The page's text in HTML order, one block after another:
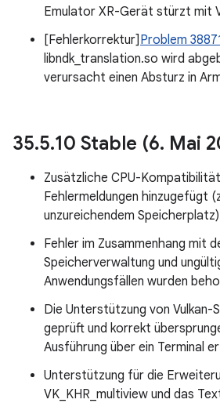
Emulator XR-Gerät stürzt mit
[Fehlerkorrektur] Problem
libndk_translation.so wird
verursacht einen Absturz in
35.5.10 Stable (6. Mai
Zusätzliche CPU-
Fehlermeldungen hinzugefügt
unzureichendem Speicherplatz)
Fehler im Zusammenhang mit
Speicherverwaltung und
Anwendungsfällen wurden
Die Unterstützung von Vulkan-
geprüft und korrekt
Ausführung über ein Terminal
Unterstützung für die
VK_KHR_multiview und das